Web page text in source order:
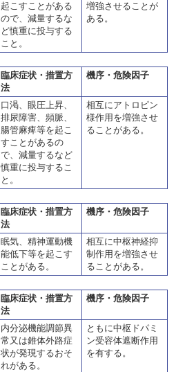
起こすことがある
ので、減量するな
ど慎重に投与する
こと。
増強させることが
ある。
臨床症状・措置方
法
機序・危険因子
口渇、眼圧上昇、
排尿障害、頻脈、
腸管麻痺等を起こ
すことがあるの
で、減量するなど
慎重に投与するこ
と。
相互にアトロピン
様作用を増強させ
ることがある。
臨床症状・措置方
法
機序・危険因子
眠気、精神運動機
能低下等を起こす
ことがある。
相互に中枢神経抑
制作用を増強させ
ることがある。
臨床症状・措置方
法
機序・危険因子
内分泌機能調節異
常又は錐体外路症
状が発現するおそ
れがある。
ともに中枢ドパミ
ン受容体遮断作用
を有する。